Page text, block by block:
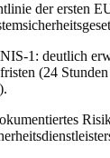
der ersten
1: deutlich
(24